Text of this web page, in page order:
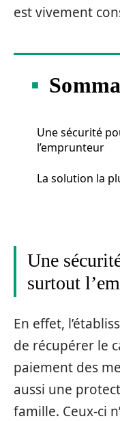
est vivement
Une sécurité
l’emprunteur
La solution la
Une
surtout
En effet,
de récupérer le
paiement des
aussi une
famille. Ceux-ci